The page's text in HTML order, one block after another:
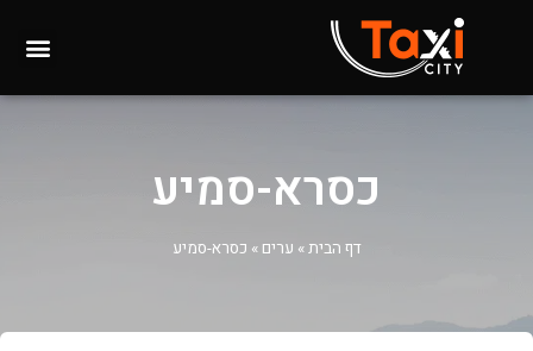
כסרא-סמיע
דף הבית» ערים » כסרא-סמיע